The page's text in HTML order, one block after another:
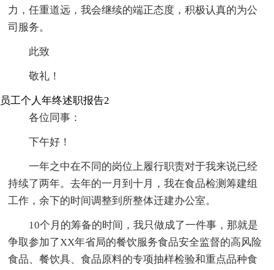
力，任重道远，我会继续的端正态度，积极认真的为公
司服务。
此致
敬礼！
员工个人年终述职报告2
各位同事：
下午好！
一年之中在不同的岗位上履行职责对于我来说已经
持续了两年。去年的一月到十月，我在食品检测筹建组
工作，余下的时间调整到所整体迁建办公室。
10个月的筹备的时间，我只做成了一件事，那就是
争取参加了XX年省局的餐饮服务食品安全监督的高风险
食品、餐饮具、食品原料的专项抽样检验和重点品种食